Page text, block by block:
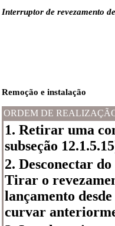
Interruptor de revezamento
Remoção e instalação
ORDEM DE
1. Retirar uma
subseção
2. Desconectar
Tirar o
lançamento
curvar